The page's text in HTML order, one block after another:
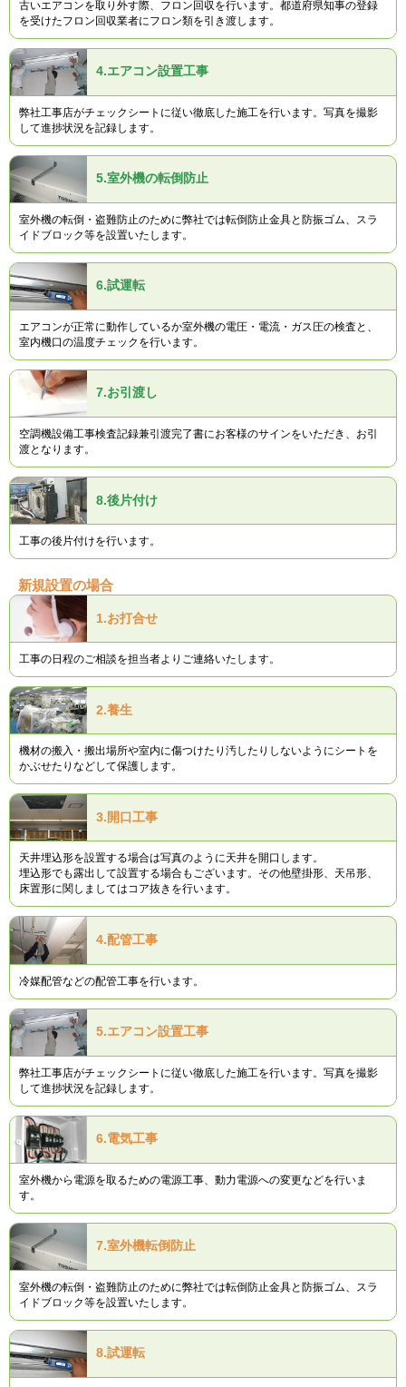
古いエアコンを取り外す際、フロン回収を行います。都道府県知事の登録
を受けたフロン回収業者にフロン類を引き渡します。
4.エアコン設置工事
弊社工事店がチェックシートに従い徹底した施工を行います。写真を撮影
して進捗状況を記録します。
5.室外機の転倒防止
室外機の転倒・盗難防止のために弊社では転倒防止金具と防振ゴム、スラ
イドブロック等を設置いたします。
6.試運転
エアコンが正常に動作しているか室外機の電圧・電流・ガス圧の検査と、
室内機口の温度チェックを行います。
7.お引渡し
空調機設備工事検査記録兼引渡完了書にお客様のサインをいただき、お引
渡となります。
8.後片付け
工事の後片付けを行います。
新規設置の場合
1.お打合せ
工事の日程のご相談を担当者よりご連絡いたします。
2.養生
機材の搬入・搬出場所や室内に傷つけたり汚したりしないようにシートを
かぶせたりなどして保護します。
3.開口工事
天井埋込形を設置する場合は写真のように天井を開口します。
埋込形でも露出して設置する場合もございます。その他壁掛形、天吊形、
床置形に関しましてはコア抜きを行います。
4.配管工事
冷媒配管などの配管工事を行います。
5.エアコン設置工事
弊社工事店がチェックシートに従い徹底した施工を行います。写真を撮影
して進捗状況を記録します。
6.電気工事
室外機から電源を取るための電源工事、動力電源への変更などを行いま
す。
7.室外機転倒防止
室外機の転倒・盗難防止のために弊社では転倒防止金具と防振ゴム、スラ
イドブロック等を設置いたします。
8.試運転